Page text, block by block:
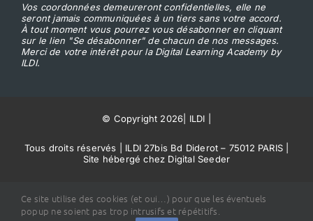
Vos coordonnées demeureront confidentielles, elle ne
seront jamais communiquées à un tiers sans votre accord.
À tout moment vous pourrez vous désabonner en cliquant
sur le lien "Se désabonner" de chacun de nos messages.
Merci de votre intérêt pour la Digital Learning Academy by
ILDI.
© Copyright 2026 ILDI
Tous droits réservés | ILDI 27bis Bd Diderot – 75012 PARIS |
Site hébergé chez Digital Seeder
Ce site utilise des cookies (et oui…) pour que les éventuels
popup ne soient pas trop intrusifs et répétitifs.